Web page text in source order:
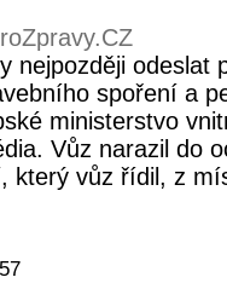
nejpozději odeslat
spoření a
ministerstvo
Vůz narazil do
který vůz řídil, z